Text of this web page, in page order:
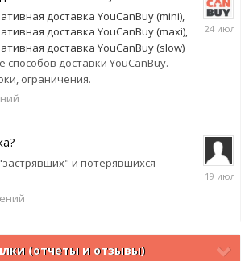
доставка YouCanBuy (mini)
доставка YouCanBuy (maxi)
доставка YouCanBuy (slow)
способов доставки YouCanBuy.
ограничения.
24
и потерявшихся
19
(отчеты и отзывы)